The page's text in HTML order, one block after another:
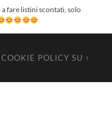
fare listini scontati, solo
COOKIE POLICY SU ↑